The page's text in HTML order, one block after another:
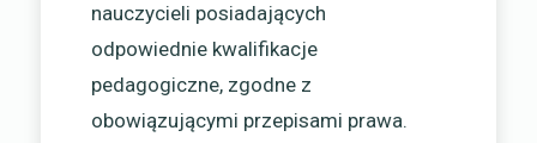
nauczycieli posiadających
odpowiednie kwalifikacje
pedagogiczne, zgodne z
obowiązującymi przepisami prawa.